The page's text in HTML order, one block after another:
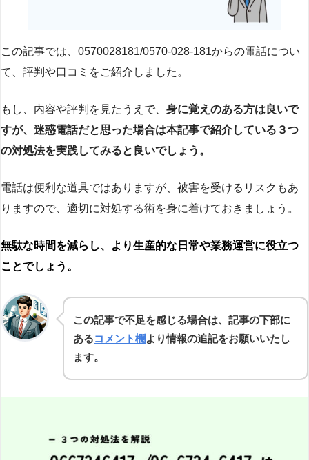
この記事では、0570028181/0570-028-181からの電話につい
て、評判や口コミをご紹介しました。
もし、内容や評判を見たうえで、 身に覚えのある方は良いで
すが、迷惑電話だと思った場合は本記事で紹介している３つ
の対処法を実践してみると良いでしょう。
電話は便利な道具ではありますが、被害を受けるリスクもあ
りますので、適切に対処する術を身に着けておきましょう。
無駄な時間を減らし、より生産的な日常や業務運営に役立つ
ことでしょう。
この記事で不足を感じる場合は、記事の下部に
あるコメント欄より情報の追記をお願いいたし
ます。